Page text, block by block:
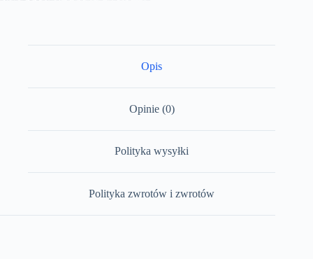
Opis
Opinie (0)
Polityka wysyłki
Polityka zwrotów i zwrotów